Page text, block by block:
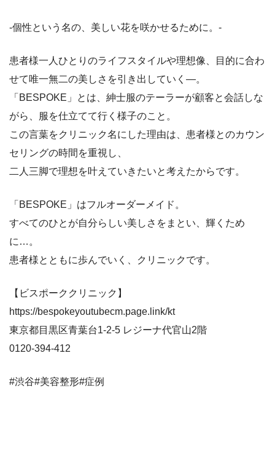
-個性という名の、美しい花を咲かせるために。-
患者様一人ひとりのライフスタイルや理想像、目的に合わ
せて唯一無二の美しさを引き出していく―。
「BESPOKE」とは、紳士服のテーラーが顧客と会話しな
がら、服を仕立てて行く様子のこと。
この言葉をクリニック名にした理由は、患者様とのカウン
セリングの時間を重視し、
二人三脚で理想を叶えていきたいと考えたからです。
「BESPOKE」はフルオーダーメイド。
すべてのひとが自分らしい美しさをまとい、輝くため
に…。
患者様とともに歩んでいく、クリニックです。
【ビスポーククリニック】
https://bespokeyoutubecm.page.link/kt
東京都目黒区青葉台1-2-5 レジーナ代官山2階
0120-394-412
#渋谷#美容整形#症例